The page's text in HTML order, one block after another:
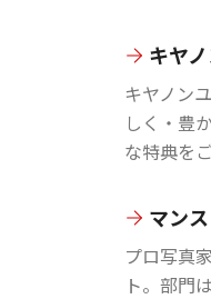
キヤ
キヤノン
しく・豊
な特典を
マン
プロ写真
ト。部門